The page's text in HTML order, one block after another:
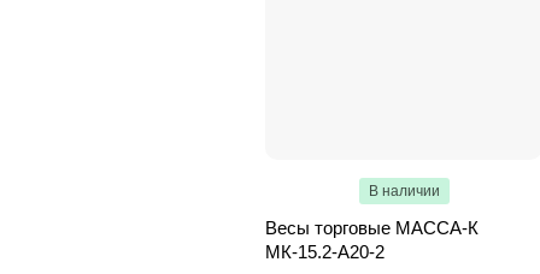
В наличии
Весы торговые МАССА-К
МК-15.2-А20-2